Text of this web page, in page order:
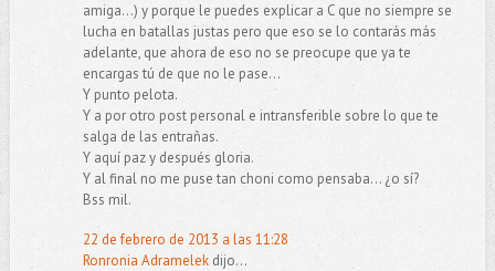
amiga...) y porque le puedes explicar a C que no siempre se
lucha en batallas justas pero que eso se lo contarás más
adelante, que ahora de eso no se preocupe que ya te
encargas tú de que no le pase...
Y punto pelota.
Y a por otro post personal e intransferible sobre lo que te
salga de las entrañas.
Y aquí paz y después gloria.
Y al final no me puse tan choni como pensaba... ¿o sí?
Bss mil.
22 de febrero de 2013 a las 11:28
Ronronia Adramelekdijo...